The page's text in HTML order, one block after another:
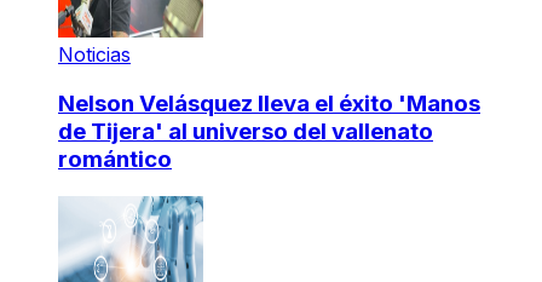
Noticias
Nelson Velásquez lleva el éxito 'Manos
de Tijera' al universo del vallenato
romántico